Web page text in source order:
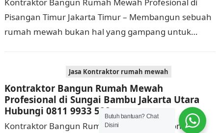
Pisangan Timur Jakarta Timur – Membangun sebuah
rumah mewah bukan hal yang gampang untuk
Jasa Kontraktor rumah mewah
Kontraktor Bangun Rumah Mewah
Profesional di Sungai Bambu Jakarta Utara
Hubungi 0811 9933 588
Kontraktor Bangun Rumah Mewah Profesional di
Butuh bantuan? Chat
Disini